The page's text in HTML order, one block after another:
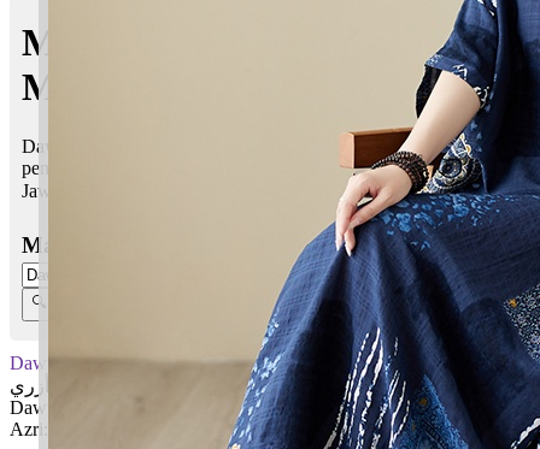
Maksud nama Dawwas Azri |
Maksud Nama dalam Islam
Dawwas Azri bermaksud Perkasa, berani; Kekuatanku,
penyokongku
Jawi:
Masukkan Nama:
Dawwas Azri
دواس أزري
Dawwas: Perkasa, berani
Azri: Kekuatanku, penyokongku